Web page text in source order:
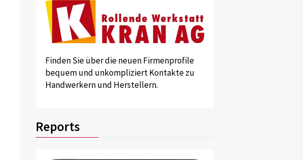
Finden Sie über die neuen Firmenprofile
bequem und unkompliziert Kontakte zu
Handwerkern und Herstellern.
Reports